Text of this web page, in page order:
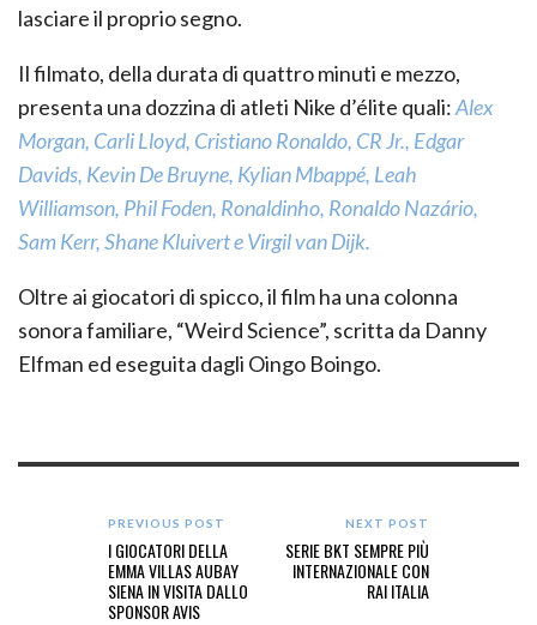
lasciare il proprio segno.
Il filmato, della durata di quattro minuti e mezzo,
presenta una dozzina di atleti Nike d’élite quali:Alex
Morgan, Carli Lloyd, Cristiano Ronaldo, CR Jr., Edgar
Davids, Kevin De Bruyne, Kylian Mbappé, Leah
Williamson, Phil Foden, Ronaldinho, Ronaldo Nazário,
Sam Kerr, Shane Kluivert e Virgil van Dijk.
Oltre ai giocatori di spicco, il film ha una colonna
sonora familiare, “Weird Science”, scritta da Danny
Elfman ed eseguita dagli Oingo Boingo.
PREVIOUS POST
I GIOCATORI DELLA
EMMA VILLAS AUBAY
SIENA IN VISITA DALLO
SPONSOR AVIS
NEXT POST
SERIE BKT SEMPRE PIÙ
INTERNAZIONALE CON
RAI ITALIA